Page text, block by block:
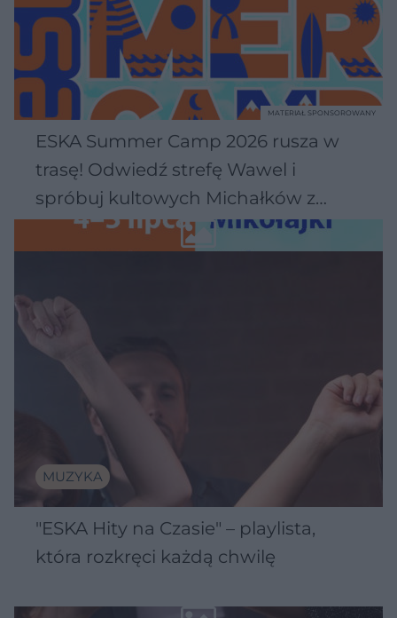
ESKA Summer Camp 2026 rusza w
trasę! Odwiedź strefę Wawel i
spróbuj kultowych Michałków z
Wawelu
MATERIAŁ SPONSOROWANY
MUZYKA
"ESKA Hity na Czasie" – playlista,
która rozkręci każdą chwilę